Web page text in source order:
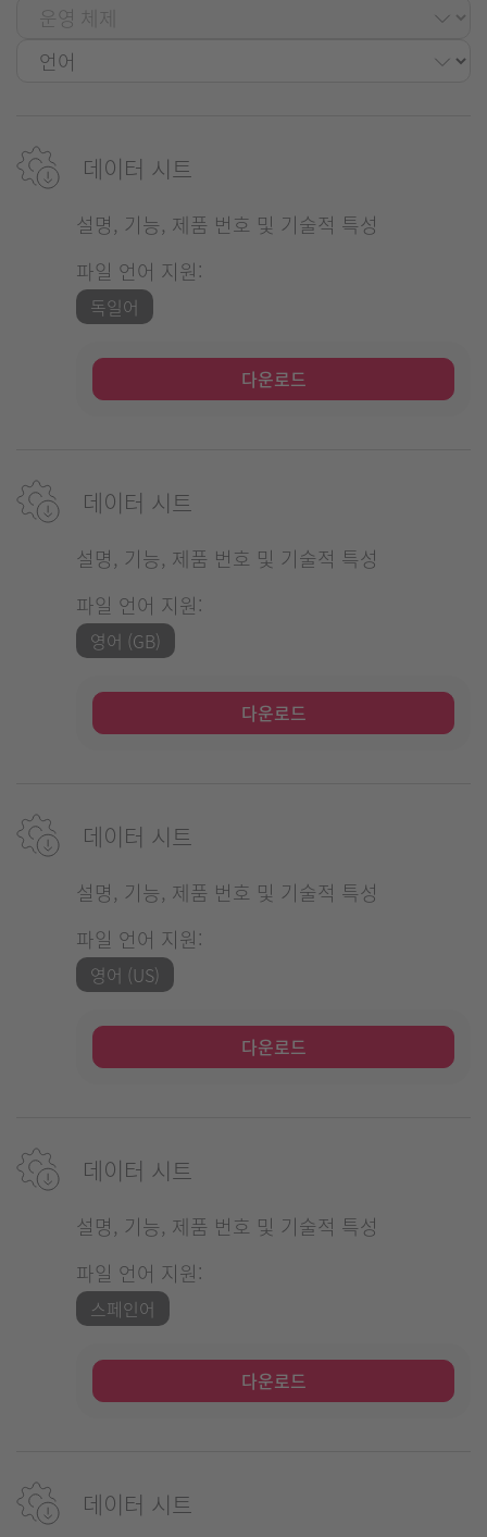
데이터 시트
설명, 기능, 제품 번호 및 기술적 특성
파일 언어 지원:
독일어
다운로드
데이터 시트
설명, 기능, 제품 번호 및 기술적 특성
파일 언어 지원:
영어 (GB)
다운로드
데이터 시트
설명, 기능, 제품 번호 및 기술적 특성
파일 언어 지원:
영어 (US)
다운로드
데이터 시트
설명, 기능, 제품 번호 및 기술적 특성
파일 언어 지원:
스페인어
다운로드
데이터 시트